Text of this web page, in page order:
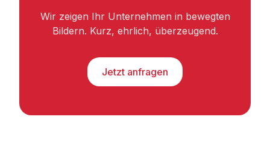
Wir zeigen Ihr Unternehmen in bewegten
Bildern. Kurz, ehrlich, überzeugend.
Jetzt anfragen